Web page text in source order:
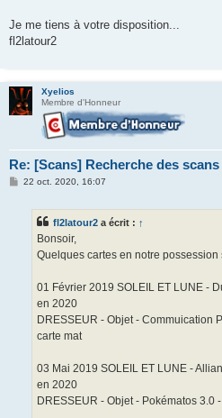
Je me tiens à votre disposition...
fl2latour2
Xyelios
Membre d'Honneur
Re: [Scans] Recherche des
M22 oct. 2020, 16:07
fl2latour2 a écrit : ↑
Bonsoir,
Quelques cartes en notre
01 Février 2019 SOLEIL ET LUNE -
en 2020
DRESSEUR - Objet - Commuication
carte mat
03 Mai 2019 SOLEIL ET LUNE -
en 2020
DRESSEUR - Objet - Pokématos 3.0